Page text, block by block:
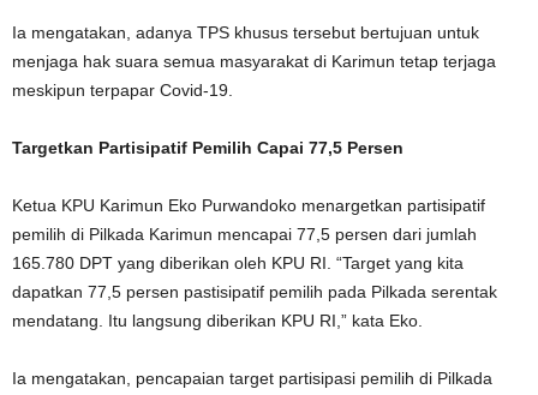
Ia mengatakan, adanya TPS khusus tersebut bertujuan untuk
menjaga hak suara semua masyarakat di Karimun tetap terjaga
meskipun terpapar Covid-19.
Targetkan Partisipatif Pemilih Capai 77,5 Persen
Ketua KPU Karimun Eko Purwandoko menargetkan partisipatif
pemilih di Pilkada Karimun mencapai 77,5 persen dari jumlah
165.780 DPT yang diberikan oleh KPU RI. “Target yang kita
dapatkan 77,5 persen pastisipatif pemilih pada Pilkada serentak
mendatang. Itu langsung diberikan KPU RI,” kata Eko.
Ia mengatakan, pencapaian target partisipasi pemilih di Pilkada